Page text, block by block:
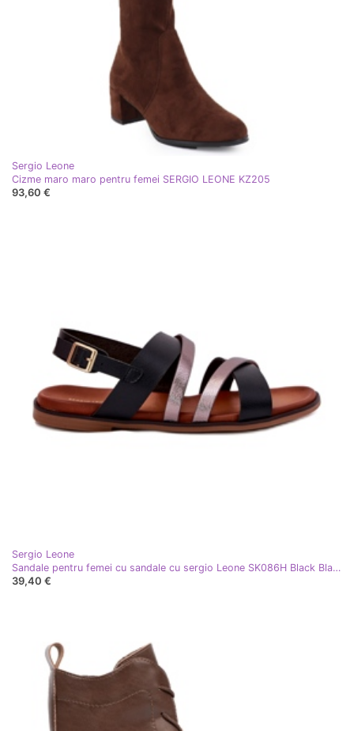
Sergio Leone
Cizme maro maro pentru femei SERGIO LEONE KZ205
93,60 €
Sergio Leone
Sandale pentru femei cu sandale cu sergio Leone SK086H Black Black negru
39,40 €